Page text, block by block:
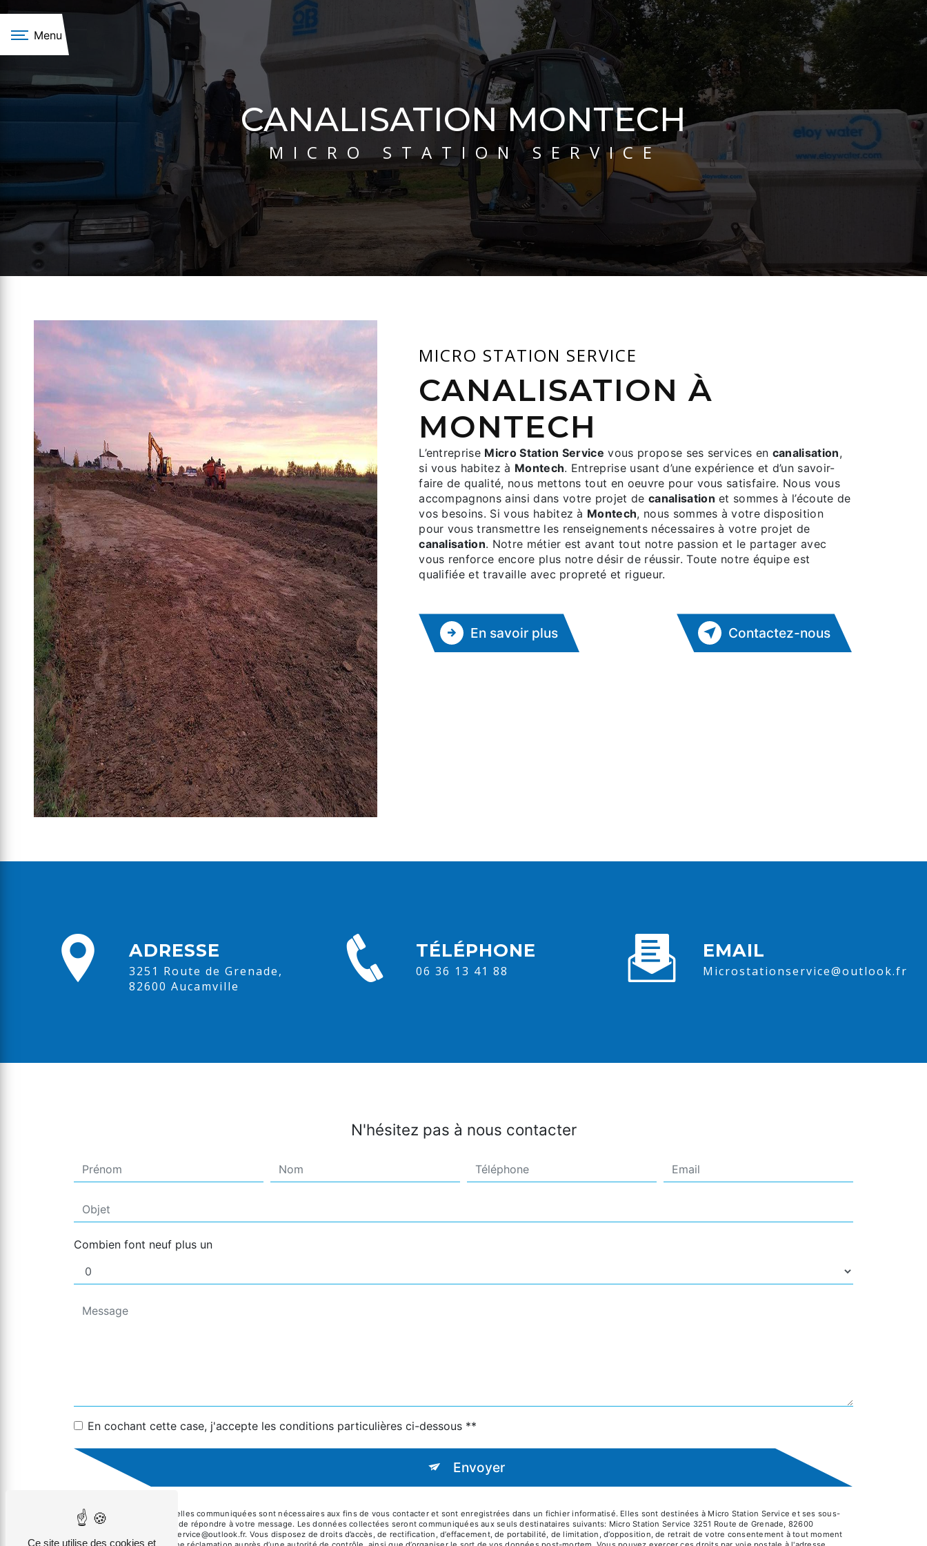
Menu
CANALISATION MONTECH
MICRO STATION SERVICE
MICRO STATION SERVICE
CANALISATION À
MONTECH
L’entreprise Micro Station Service vous propose ses services en canalisation,
si vous habitez à Montech. Entreprise usant d’une expérience et d’un savoir-
faire de qualité, nous mettons tout en oeuvre pour vous satisfaire. Nous vous
accompagnons ainsi dans votre projet de canalisation et sommes à l’écoute de
vos besoins. Si vous habitez à Montech, nous sommes à votre disposition
pour vous transmettre les renseignements nécessaires à votre projet de
canalisation. Notre métier est avant tout notre passion et le partager avec
vous renforce encore plus notre désir de réussir. Toute notre équipe est
qualifiée et travaille avec propreté et rigueur.
En savoir plus Contactez-nous
ADRESSE
3251 Route de Grenade,
82600 Aucamville
TÉLÉPHONE
06 36 13 41 88
EMAIL
microstationservice@outlook.fr
N'hésitez pas à nous contacter
Combien font neuf plus un
En cochant cette case, j'accepte les conditions particulières ci-dessous **
Envoyer
** Les données personnelles communiquées sont nécessaires aux fins de vous contacter et sont enregistrées dans un fichier informatisé. Elles sont destinées à Micro Station Service et ses sous-
traitants dans le seul but de répondre à votre message. Les données collectées seront communiquées aux seuls destinataires suivants: Micro Station Service 3251 Route de Grenade, 82600
Aucamville microstationservice@outlook.fr. Vous disposez de droits d’accès, de rectification, d’effacement, de portabilité, de limitation, d’opposition, de retrait de votre consentement à tout moment
Panneau de gestion des cookies
Ce site utilise des cookies et